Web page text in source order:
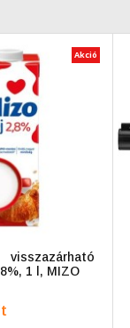
Akció
1 l, MIZO